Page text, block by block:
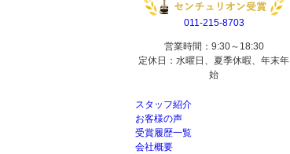
011-215-8703
営業時間：9:30～18:30
定休日：水曜日、夏季休暇、年末年
始
スタッフ紹介
お客様の声
受賞履歴一覧
会社概要